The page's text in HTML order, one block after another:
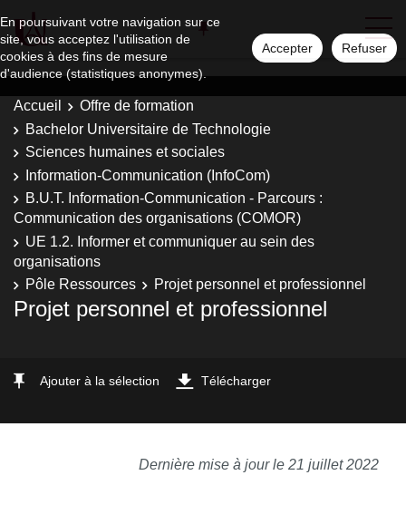
En poursuivant votre navigation sur ce
site, vous acceptez l'utilisation de
cookies à des fins de mesure
d'audience (statistiques anonymes).
Accepter Refuser
Accueil
Offre de formation
Bachelor Universitaire de Technologie
Sciences humaines et sociales
Information-Communication (InfoCom)
B.U.T. Information-Communication - Parcours :
Communication des organisations (COMOR)
UE 1.2. Informer et communiquer au sein des
organisations
Pôle Ressources
Projet personnel et professionnel
Projet personnel et professionnel
Ajouter à la sélection Télécharger
Dernière mise à jour le 21 juillet 2022